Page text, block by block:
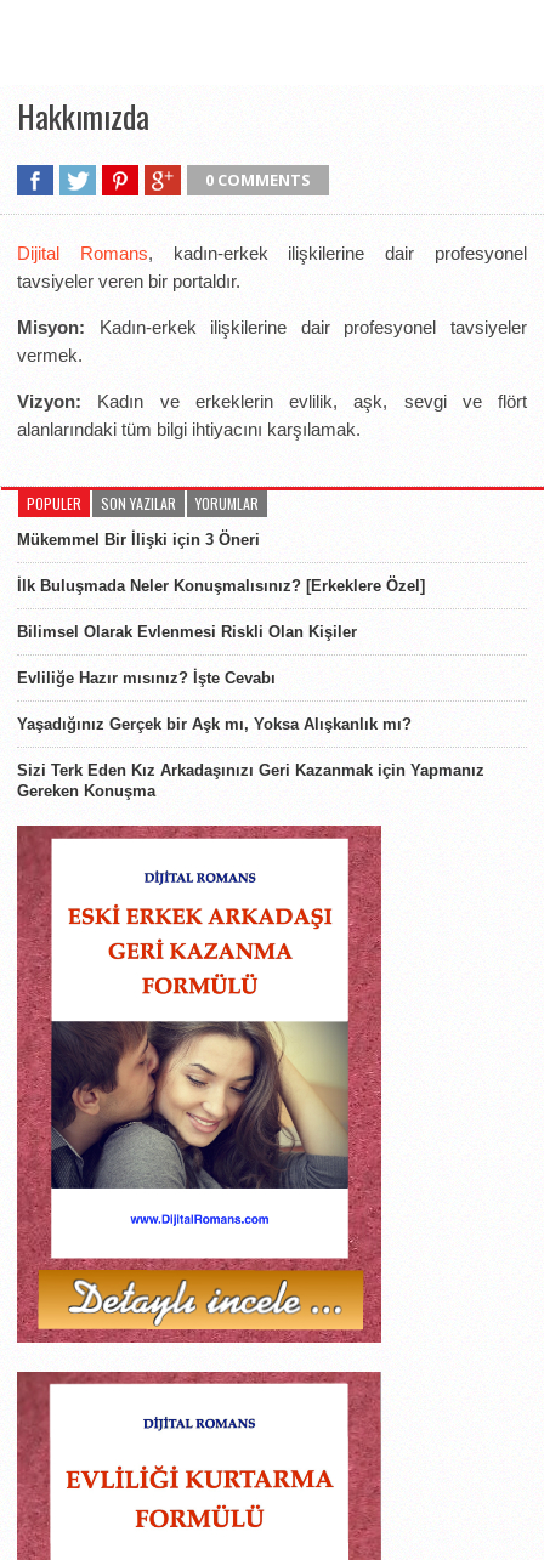
Hakkımızda
0 COMMENTS
Dijital Romans, kadın-erkek ilişkilerine dair profesyonel
tavsiyeler veren bir portaldır.
Misyon: Kadın-erkek ilişkilerine dair profesyonel tavsiyeler
vermek.
Vizyon: Kadın ve erkeklerin evlilik, aşk, sevgi ve flört
alanlarındaki tüm bilgi ihtiyacını karşılamak.
POPULER SON YAZILAR YORUMLAR
Mükemmel Bir İlişki için 3 Öneri
İlk Buluşmada Neler Konuşmalısınız? [Erkeklere Özel]
Bilimsel Olarak Evlenmesi Riskli Olan Kişiler
Evliliğe Hazır mısınız? İşte Cevabı
Yaşadığınız Gerçek bir Aşk mı, Yoksa Alışkanlık mı?
Sizi Terk Eden Kız Arkadaşınızı Geri Kazanmak için Yapmanız
Gereken Konuşma